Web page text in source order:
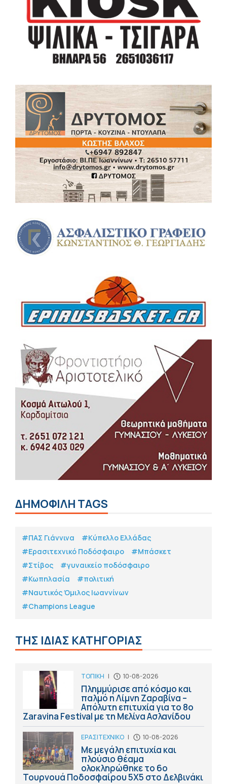
ΔΗΜΟΦΙΛΗ TAGS
#ΠΑΣ Γιάννινα
#Κύπελλο Ελλάδας
#Eρασιτεχνικό Ποδόσφαιρο
#Μπάσκετ
#Στίβος
#γυναικείο ποδόσφαιρο
#Κωπηλασία
#πολιτική
#Ναυτικός Όμιλος Ιωαννίνων
#Champions League
ΤΗΣ ΙΔΙΑΣ ΚΑΤΗΓΟΡΙΑΣ
ΤΟΠΙΚΗ | 10-08-2026
Πλημμύρισε από κόσμο και
παλμό η Λίμνη Ζαραβίνα –
Απόλυτη επιτυχία για το 8ο
Zaravina Festival με τη Μελίνα Ασλανίδου
ΕΡΑΣΙΤΕΧΝΙΚΟ | 10-08-2026
Με μεγάλη επιτυχία και
πλούσιο θέαμα
ολοκληρώθηκε το 6ο
Τουρνουά Ποδοσφαίρου 5Χ5 στο Δελβινάκι